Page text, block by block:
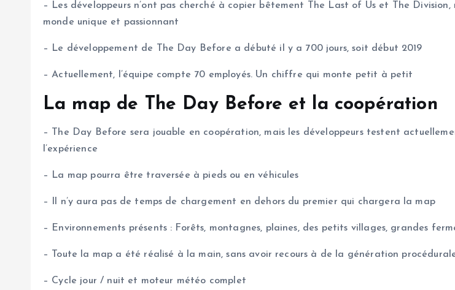
– Les développeurs n’ont pas cherché à copier bêtement The Last of Us et The
monde unique et passionnant
– Le développement de The Day Before a débuté il y a 700 jours, soit début 2019
– Actuellement, l’équipe compte 70 employés. Un chiffre qui monte petit à petit
La map de The Day Before et la coopération
– The Day Before sera jouable en coopération, mais les développeurs testent
l’expérience
– La map pourra être traversée à pieds ou en véhicules
– Il n’y aura pas de temps de chargement en dehors du premier qui chargera la map
– Environnements présents : Forêts, montagnes, plaines, des petits villages, grandes
– Toute la map a été réalisé à la main, sans avoir recours à de la génération
– Cycle jour / nuit et moteur météo complet